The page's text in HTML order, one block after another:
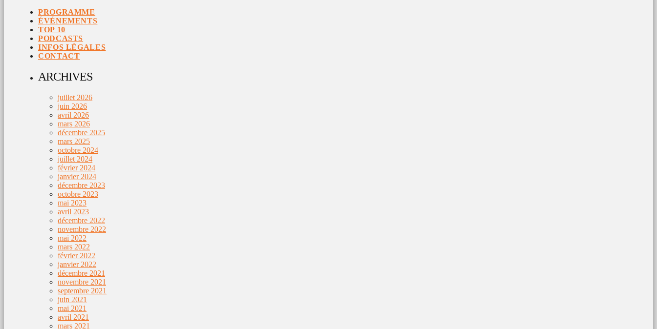
PROGRAMME
ÉVÉNEMENTS
TOP 10
PODCASTS
INFOS LÉGALES
CONTACT
ARCHIVES
juillet 2026
juin 2026
avril 2026
mars 2026
décembre 2025
mars 2025
octobre 2024
juillet 2024
février 2024
janvier 2024
décembre 2023
octobre 2023
mai 2023
avril 2023
décembre 2022
novembre 2022
mai 2022
mars 2022
février 2022
janvier 2022
décembre 2021
novembre 2021
septembre 2021
juin 2021
mai 2021
avril 2021
mars 2021